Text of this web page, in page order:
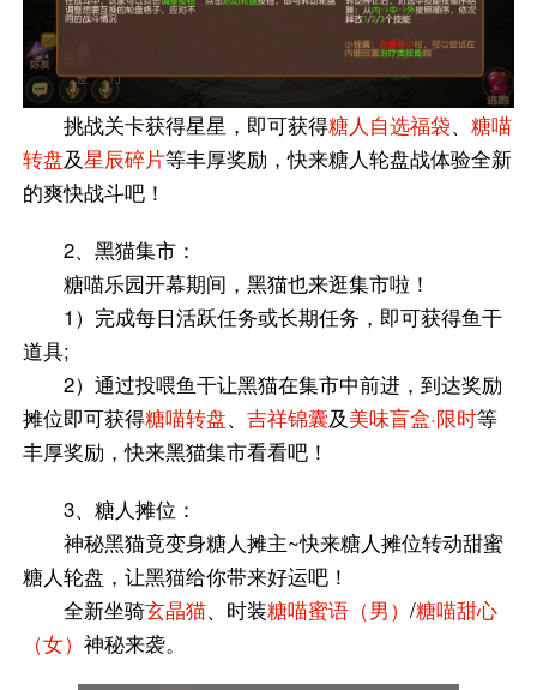
挑战关卡获得星星，即可获得糖人自选福袋、 糖喵
转盘及星辰碎片等丰厚奖励，快来糖人轮盘战体验全新
的爽快战斗吧！
2、黑猫集市：
糖喵乐园开幕期间，黑猫也来逛集市啦！
1）完成每日活跃任务或长期任务，即可获得鱼干
道具;
2）通过投喂鱼干让黑猫在集市中前进，到达奖励
摊位即可获得糖喵转盘、吉祥锦囊及美味盲盒·限时等
丰厚奖励，快来黑猫集市看看吧！
3、糖人摊位：
神秘黑猫竟变身糖人摊主~快来糖人摊位转动甜蜜
糖人轮盘，让黑猫给你带来好运吧！
全新坐骑玄晶猫、时装糖喵蜜语（男） /糖喵甜心
（女）神秘来袭。